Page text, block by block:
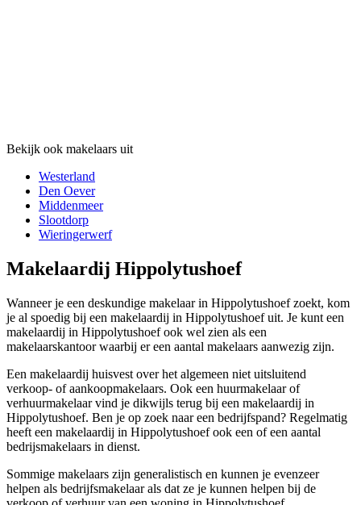
Bekijk ook makelaars uit
Westerland
Den Oever
Middenmeer
Slootdorp
Wieringerwerf
Makelaardij Hippolytushoef
Wanneer je een deskundige makelaar in Hippolytushoef zoekt, kom
je al spoedig bij een makelaardij in Hippolytushoef uit. Je kunt een
makelaardij in Hippolytushoef ook wel zien als een
makelaarskantoor waarbij er een aantal makelaars aanwezig zijn.
Een makelaardij huisvest over het algemeen niet uitsluitend
verkoop- of aankoopmakelaars. Ook een huurmakelaar of
verhuurmakelaar vind je dikwijls terug bij een makelaardij in
Hippolytushoef. Ben je op zoek naar een bedrijfspand? Regelmatig
heeft een makelaardij in Hippolytushoef ook een of een aantal
bedrijsmakelaars in dienst.
Sommige makelaars zijn generalistisch en kunnen je evenzeer
helpen als bedrijfsmakelaar als dat ze je kunnen helpen bij de